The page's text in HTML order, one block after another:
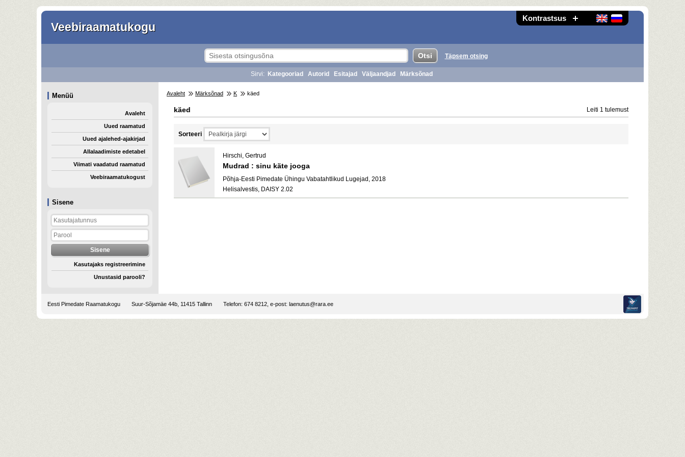
Kontrastsus
Veebiraamatukogu
Sisene
Kasutajaks registreerimine
Unustasid parooli?
Täpsem otsing
Sirvi: Kategooriad Autorid Esitajad Väljaandjad Märksõnad
Menüü
Avaleht
Uued raamatud
Uued ajalehed-ajakirjad
Allalaadimiste edetabel
Viimati vaadatud raamatud
Veebiraamatukogust
Avaleht Märksõnad K käed
käed Leiti 1 tulemust
Sorteeri
Hirschi, Gertrud
Mudrad : sinu käte jooga
Põhja-Eesti Pimedate Ühingu Vabatahtlikud Lugejad, 2018
Helisalvestis, DAISY 2.02
Eesti Pimedate Raamatukogu Suur-Sõjamäe 44b, 11415 Tallinn Telefon: 674 8212, e-post: laenutus@rara.ee